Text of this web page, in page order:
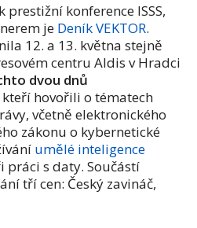
prestižní konference ISSS,
je Deník VEKTOR.
12. a 13. května stejně
centru Aldis v Hradci
dvou dnů
kteří hovořili o tématech
včetně elektronického
zákonu o kybernetické
umělé inteligence
práci s daty. Součástí
tří cen: Český zavináč,